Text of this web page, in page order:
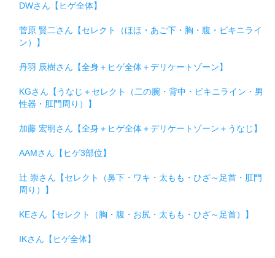
DWさん【ヒゲ全体】
菅原 賢二さん【セレクト（ほほ・あご下・胸・腹・ビキニライ
ン）】
丹羽 辰樹さん【全身＋ヒゲ全体＋デリケートゾーン】
KGさん【うなじ＋セレクト（二の腕・背中・ビキニライン・男
性器・肛門周り）】
加藤 宏明さん【全身＋ヒゲ全体＋デリケートゾーン＋うなじ】
AAMさん【ヒゲ3部位】
辻 崇さん【セレクト（鼻下・ワキ・太もも・ひざ～足首・肛門
周り）】
KEさん【セレクト（胸・腹・お尻・太もも・ひざ～足首）】
IKさん【ヒゲ全体】